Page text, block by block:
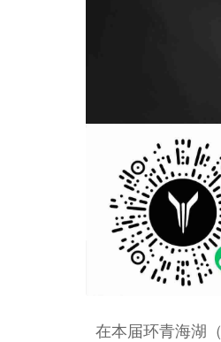
在本届环青海湖